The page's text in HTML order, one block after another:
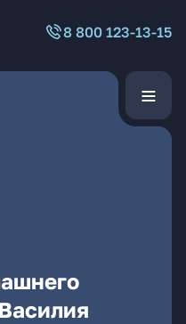
8 800 123-13-15